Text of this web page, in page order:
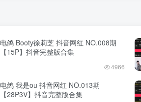
电鸽 Booty徐莉芝 抖音网红 NO.008期
【15P】抖音完整版合集
4966
电鸽 我是ou 抖音网红 NO.013期
【28P3V】抖音完整版合集